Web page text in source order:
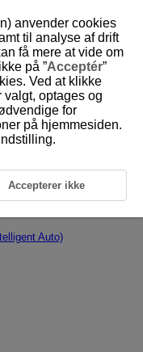
Auto)
anvender cookies
til analyse af drift
få mere at vide om
på ”Acceptér”
Ved at klikke
valgt, optages og
for
på hjemmesiden.
Accepterer ikke